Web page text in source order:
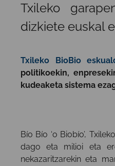
Txileko
dizkiete euskal
Txileko BioBio
politikoekin,
kudeaketa sistema
Bío Bío ‘o Biobío’,
dago eta milioi eta
nekazaritzarekin eta